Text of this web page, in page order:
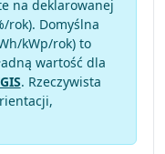
na deklarowanej
rok). Domyślna
kWp/rok) to
wartość dla
. Rzeczywista